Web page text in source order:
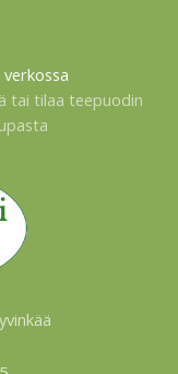
tai tilaa teepuodin